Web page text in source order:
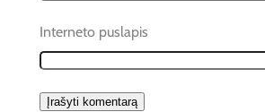
Interneto puslapis